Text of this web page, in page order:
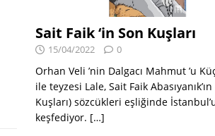
Sait Faik ‘in Son Kuşları
15/04/2022 0
Orhan Veli ’nin Dalgacı Mahmut ’u
ile teyzesi Lale, Sait Faik Abasıyanık’ın
Kuşları) sözcükleri eşliğinde
keşfediyor. […]